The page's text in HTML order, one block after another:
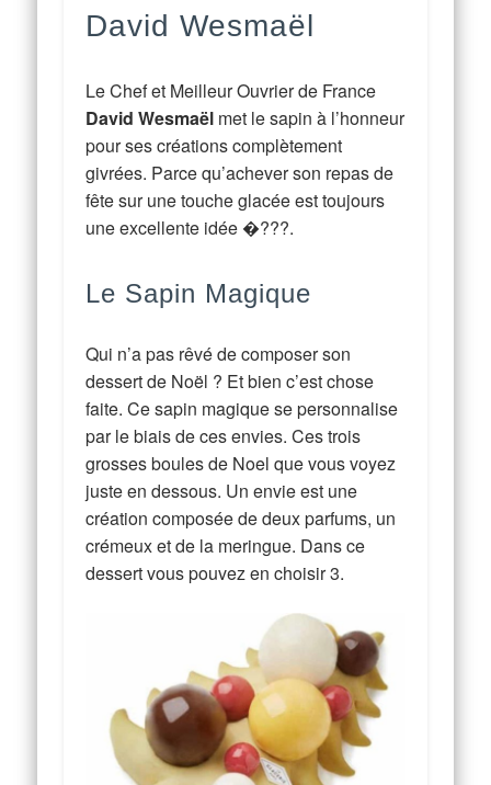
David Wesmaël
Le Chef et Meilleur Ouvrier de France
David Wesmaël met le sapin à l’honneur
pour ses créations complètement
givrées. Parce qu’achever son repas de
fête sur une touche glacée est toujours
une excellente idée �???.
Le Sapin Magique
Qui n’a pas rêvé de composer son
dessert de Noël ? Et bien c’est chose
faite. Ce sapin magique se personnalise
par le biais de ces envies. Ces trois
grosses boules de Noel que vous voyez
juste en dessous. Un envie est une
création composée de deux parfums, un
crémeux et de la meringue. Dans ce
dessert vous pouvez en choisir 3.